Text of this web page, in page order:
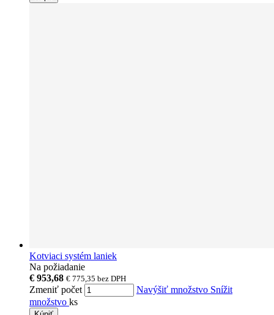
Kotviaci systém laniek
Na požiadanie
€ 953,68 € 775,35 bez DPH
Zmeniť počet Navýšiť množstvo Snížit
množstvo ks